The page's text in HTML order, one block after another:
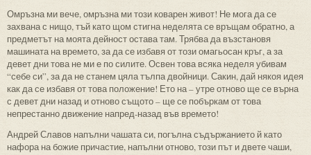
Омръзна ми вече, омръзна ми този коварен живот! Не мога да се
захвана с нищо, тъй като щом стигна неделята се връщам обратно, а
предметът на моята дейност остава там. Трябва да възстановя
машината на времето, за да се избавя от този омагьосан кръг, а за
девет дни това не ми е по силите. Освен това всяка неделя убивам
“себе си”, за да не станем цяла тълпа двойници. Сакин, дай някоя идея
как да се избавя от това положение! Ето на – утре отново ще се върна
с девет дни назад и отново същото – ще се побъркам от това
непрестанно движение напред-назад във времето!
Андрей Славов напълни чашата си, погълна съдържанието й като
нафора на божие причастие, напълни отново, този път и двете чаши,